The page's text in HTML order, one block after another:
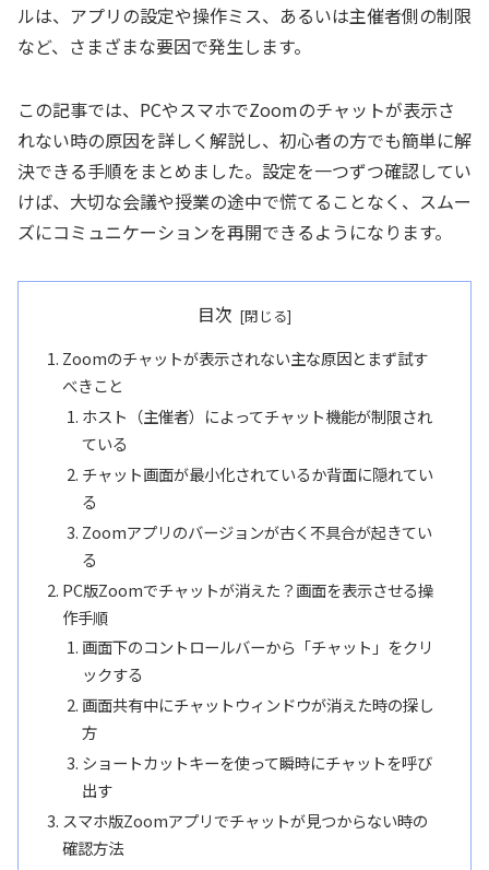
ルは、アプリの設定や操作ミス、あるいは主催者側の制限
など、さまざまな要因で発生します。
この記事では、PCやスマホでZoomのチャットが表示さ
れない時の原因を詳しく解説し、初心者の方でも簡単に解
決できる手順をまとめました。設定を一つずつ確認してい
けば、大切な会議や授業の途中で慌てることなく、スムー
ズにコミュニケーションを再開できるようになります。
目次
Zoomのチャットが表示されない主な原因とまず試す
べきこと
ホスト（主催者）によってチャット機能が制限され
ている
チャット画面が最小化されているか背面に隠れてい
る
Zoomアプリのバージョンが古く不具合が起きてい
る
PC版Zoomでチャットが消えた？画面を表示させる操
作手順
画面下のコントロールバーから「チャット」をクリ
ックする
画面共有中にチャットウィンドウが消えた時の探し
方
ショートカットキーを使って瞬時にチャットを呼び
出す
スマホ版Zoomアプリでチャットが見つからない時の
確認方法